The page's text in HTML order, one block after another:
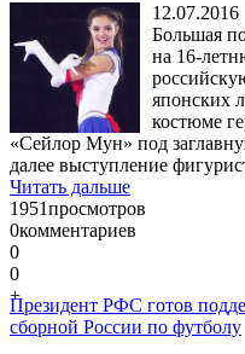
12.07.2016
Большая
на 16-
японских
костюме
«Сейлор Мун» под
далее выступление
Читать дальше
1951просмотров
0комментариев
0
0
+
Президент РФС готов
сборной России по футболу